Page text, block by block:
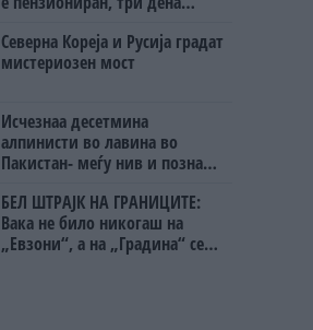
на бизнисменот Марковски
Северна Кореја и Русија градат
мистериозен мост
Исчезнаа десетмина
алпинисти во лавина во
Пакистан- меѓу нив и познат
БЕЛ ШТРАЈК НА ГРАНИЦИТЕ:
Вака не било никогаш на
„Евзони“, а на „Градина“ се